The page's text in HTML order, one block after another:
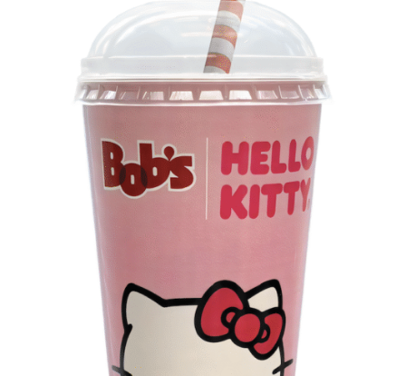
de R$ 3.950,00. As demais atualizações e atrações do
evento serão divulgadas nos canais oficiais do camarote
nos próximos meses.